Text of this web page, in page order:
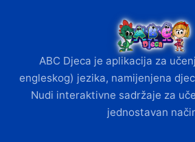
ABC Djeca je aplikacija za
engleskog) jezika, namijenjena
Nudi interaktivne sadržaje za
jednostavan